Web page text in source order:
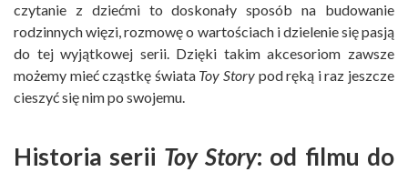
czytanie z dziećmi to doskonały sposób na budowanie
rodzinnych więzi, rozmowę o wartościach i dzielenie się pasją
do tej wyjątkowej serii. Dzięki takim akcesoriom zawsze
możemy mieć cząstkę świata Toy Story pod ręką i raz jeszcze
cieszyć się nim po swojemu.
Historia serii Toy Story: od filmu do